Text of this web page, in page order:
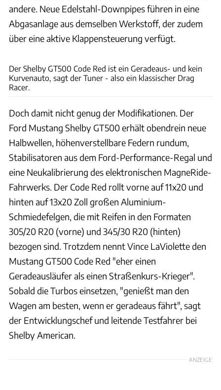
andere. Neue Edelstahl-Downpipes führen in eine
Abgasanlage aus demselben Werkstoff, der zudem
über eine aktive Klappensteuerung verfügt.
Der Shelby GT500 Code Red ist ein Geradeaus- und kein
Kurvenauto, sagt der Tuner - also ein klassischer Drag
Racer.
Doch damit nicht genug der Modifikationen. Der
Ford Mustang Shelby GT500 erhält obendrein neue
Halbwellen, höhenverstellbare Federn rundum,
Stabilisatoren aus dem Ford-Performance-Regal und
eine Neukalibrierung des elektronischen MagneRide-
Fahrwerks. Der Code Red rollt vorne auf 11x20 und
hinten auf 13x20 Zoll großen Aluminium-
Schmiedefelgen, die mit Reifen in den Formaten
305/20 R20 (vorne) und 345/30 R20 (hinten)
bezogen sind. Trotzdem nennt Vince LaViolette den
Mustang GT500 Code Red "eher einen
Geradeausläufer als einen Straßenkurs-Krieger".
Sobald die Turbos einsetzen, "genießt man den
Wagen am besten, wenn er geradeaus fährt", sagt
der Entwicklungschef und leitende Testfahrer bei
Shelby American.
ANZEIGE